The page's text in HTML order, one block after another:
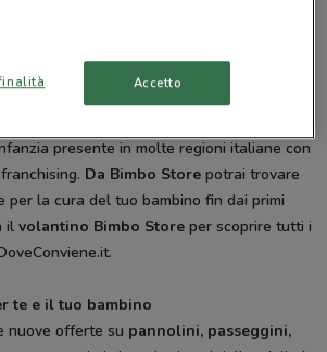
promozioni Bimbo Store
presente in molte regioni italiane con
Da Bimbo Store potrai trovare
per la cura del tuo bambino fin dai primi
il volantino Bimbo Store per scoprire tutti i
te e il tuo bambino
nuove offerte su pannolini, passeggini,
Accetto